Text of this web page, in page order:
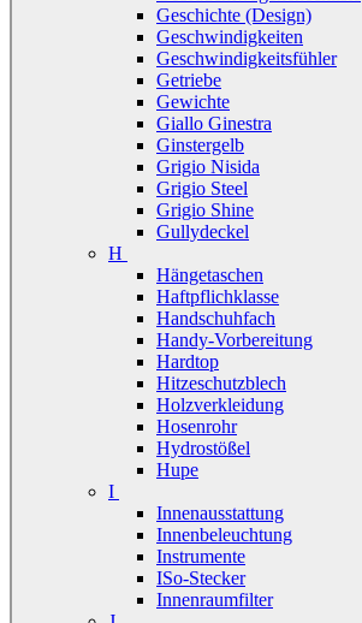
Geschichte (Design)
Geschwindigkeiten
Geschwindigkeitsfühler
Getriebe
Gewichte
Giallo Ginestra
Ginstergelb
Grigio Nisida
Grigio Steel
Grigio Shine
Gullydeckel
H
Hängetaschen
Haftpflichklasse
Handschuhfach
Handy-Vorbereitung
Hardtop
Hitzeschutzblech
Holzverkleidung
Hosenrohr
Hydrostößel
Hupe
I
Innenausstattung
Innenbeleuchtung
Instrumente
ISo-Stecker
Innenraumfilter